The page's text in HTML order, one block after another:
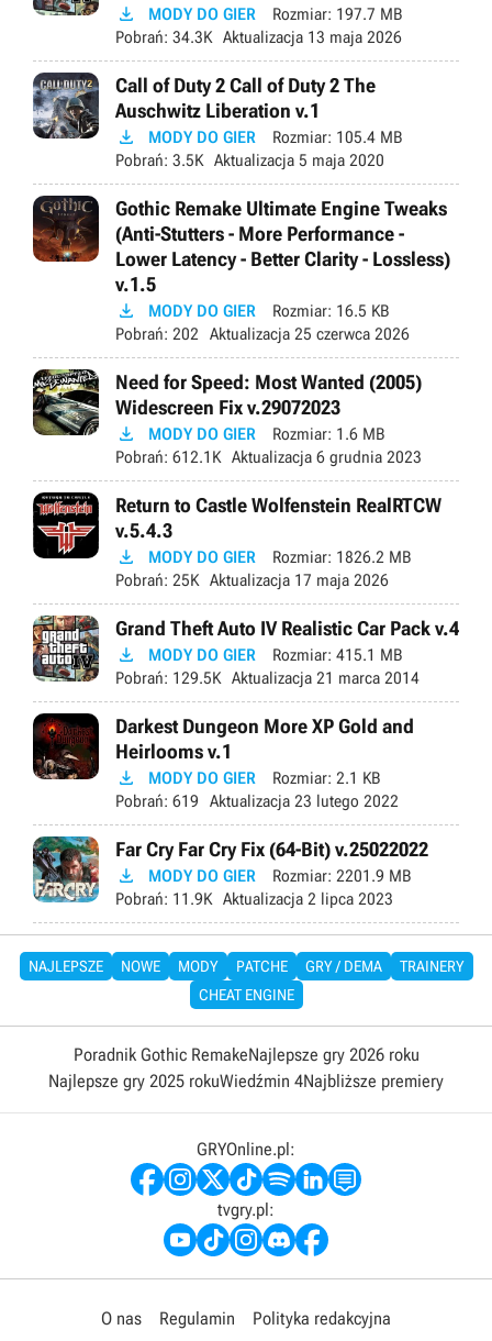
 MODY DO GIER Rozmiar: 197.7 MB
Pobrań: 34.3K Aktualizacja 13 maja 2026
Call of Duty 2 Call of Duty 2 The
Auschwitz Liberation v.1
 MODY DO GIER Rozmiar: 105.4 MB
Pobrań: 3.5K Aktualizacja 5 maja 2020
Gothic Remake Ultimate Engine Tweaks
(Anti-Stutters - More Performance -
Lower Latency - Better Clarity - Lossless)
v.1.5
 MODY DO GIER Rozmiar: 16.5 KB
Pobrań: 202 Aktualizacja 25 czerwca 2026
Need for Speed: Most Wanted (2005)
Widescreen Fix v.29072023
 MODY DO GIER Rozmiar: 1.6 MB
Pobrań: 612.1K Aktualizacja 6 grudnia 2023
Return to Castle Wolfenstein RealRTCW
v.5.4.3
 MODY DO GIER Rozmiar: 1826.2 MB
Pobrań: 25K Aktualizacja 17 maja 2026
Grand Theft Auto IV Realistic Car Pack v.4
 MODY DO GIER Rozmiar: 415.1 MB
Pobrań: 129.5K Aktualizacja 21 marca 2014
Darkest Dungeon More XP Gold and
Heirlooms v.1
 MODY DO GIER Rozmiar: 2.1 KB
Pobrań: 619 Aktualizacja 23 lutego 2022
Far Cry Far Cry Fix (64-Bit) v.25022022
 MODY DO GIER Rozmiar: 2201.9 MB
Pobrań: 11.9K Aktualizacja 2 lipca 2023
NAJLEPSZE NOWE MODY PATCHE GRY / DEMA
TRAINERY
CHEAT ENGINE
Poradnik Gothic RemakeNajlepsze gry 2026 roku
Najlepsze gry 2025 rokuWiedźmin 4Najbliższe premiery
GRYOnline.pl:
tvgry.pl:
O nas Regulamin Polityka redakcyjna